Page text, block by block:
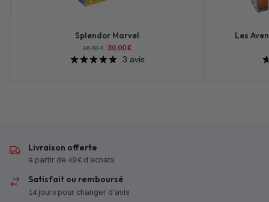
Splendor Marvel
35,50€ 30,00€
3 avis
Les
Livraison offerte
à partir de 49 € d’achats
Satisfait ou remboursé
14 jours pour changer d’avis